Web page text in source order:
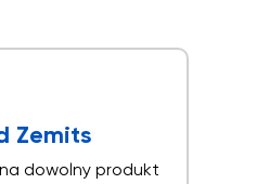
dowolny produkt
Zemits